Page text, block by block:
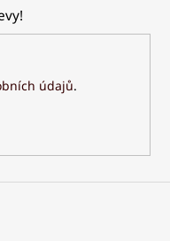
údajů.